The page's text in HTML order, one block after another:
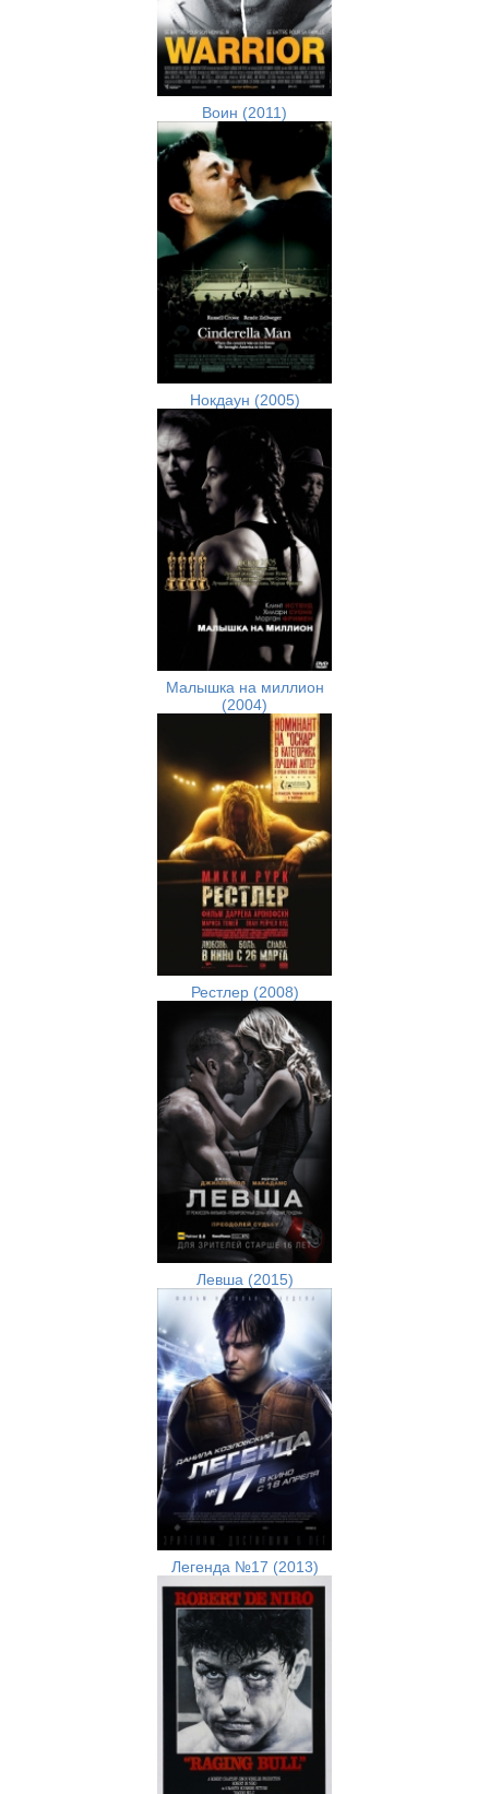
Воин (2011)
Нокдаун (2005)
Малышка на миллион
(2004)
Рестлер (2008)
Левша (2015)
Легенда №17 (2013)